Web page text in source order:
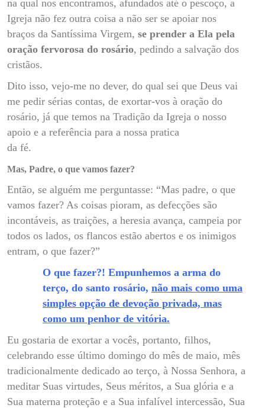
na qual nos encontramos, afundados até o pescoço, a
Igreja não fez outra coisa a não ser se apoiar nos
braços da Santíssima Virgem, se prender a Ela pela
oração fervorosa do rosário, pedindo a salvação dos
cristãos.
Dito isso, vejo-me no dever, do qual sei que Deus vai
me pedir sérias contas, de exortar-vos à oração do
rosário, já que temos na Tradição da Igreja o nosso
apoio e a referência para a nossa pratica
da fé.
Mas, Padre, o que vamos fazer?
Então, se alguém me perguntasse: “Mas padre, o que
vamos fazer? As coisas pioram, as defecções são
incontáveis, as traições, a heresia avança, campeia por
todos os lados, os flancos estão abertos e os inimigos
entram, o que fazer?”
O que fazer?! Empunhemos a arma do
terço, do santo rosário, não mais como uma
simples opção de devoção privada, mas
como um penhor de vitória.
Eu gostaria de exortar a vocês, portanto, filhos,
celebrando esse último domingo do mês de maio, mês
tradicionalmente dedicado ao terço, à Nossa Senhora, a
meditar Suas virtudes, Seus méritos, a Sua glória e a
Sua materna proteção e a Sua infalível intercessão, Sua